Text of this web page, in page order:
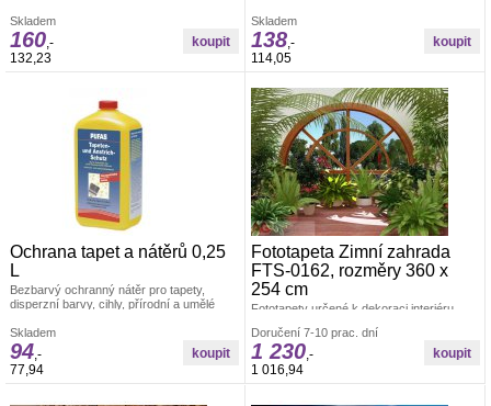
Skladem
160 ,-
132,23
PUR pěny, umělohmotný držák +
pozinkovaný drát 6/8 mm
Skladem
138,-
114,05
Ochrana tapet a nátěrů 0,25
L
Bezbarvý ochranný nátěr pro tapety,
disperzní barvy, cihly, přírodní a umělé
vnitřní použití. Po použití tohoto prostředku
silně namáhané podklady odpuzují špínu a
jsou odolné vůči vodě.
Skladem
94,-
77,94
Fototapeta Zimní zahrada
FTS-0162, rozměry 360 x
254 cm
Fototapety určené k dekoraci interiéru.
součástí balení. Vyrobeno v ČR. Snadné
lepení ve čtyřech dílech. Lepidlem se
natírá fototapeta. Offsetový tisk.
Doručení 7-10 prac. dní
1 230,-
1 016,94